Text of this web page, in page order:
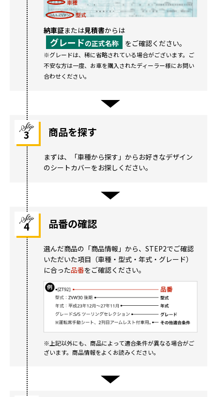
納車証または見積書からは
グレードの正式名称 をご確認ください。
※グレードは、稀に省略されている場合がございます。ご
不安な方は一度、お車を購入されたディーラー様にお問い
合わせください。
3 商品を探す
まずは、「車種から探す」からお好きなデザイン
のシートカバーをお探しください。
4 品番の確認
選んだ商品の「商品情報」から、STEP2でご確認
いただいた項目（車種・型式・年式・グレード）
に合った品番をご確認ください。
※上記以外にも、商品によって適合条件が異なる場合がご
ざいます。商品情報をよくお読みください。